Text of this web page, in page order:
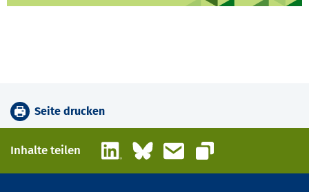
Seite drucken
Inhalte teilen LinkedInBlueskyE-Mail
Link kopieren